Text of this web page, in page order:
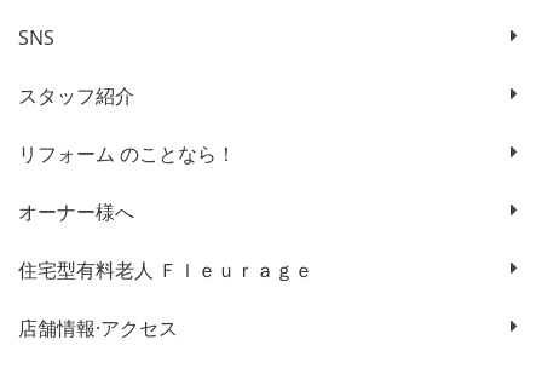
SNS
スタッフ紹介
リフォーム のことなら！
オーナー様へ
住宅型有料老人 Ｆｌｅｕｒａｇｅ
店舗情報·アクセス